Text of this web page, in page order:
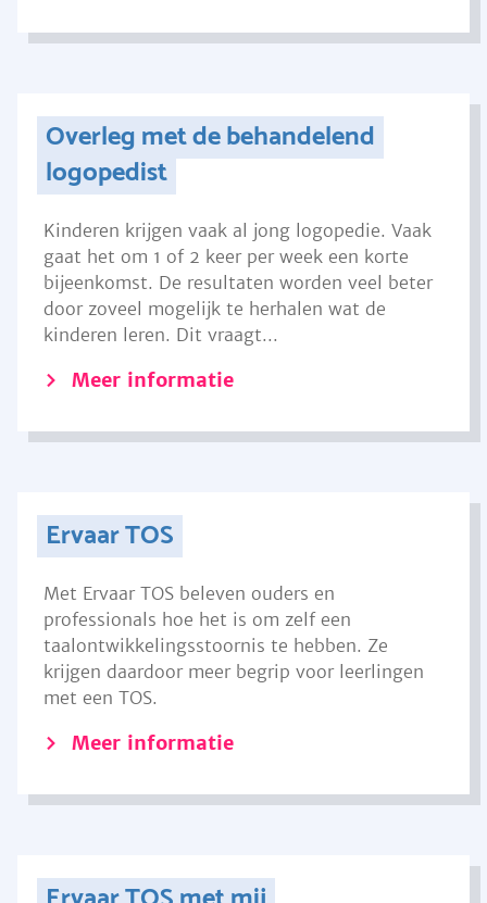
Overleg met de behandelend
logopedist
Kinderen krijgen vaak al jong logopedie. Vaak
gaat het om 1 of 2 keer per week een korte
bijeenkomst. De resultaten worden veel beter
door zoveel mogelijk te herhalen wat de
kinderen leren. Dit vraagt...
Meer informatie
Ervaar TOS
Met Ervaar TOS beleven ouders en
professionals hoe het is om zelf een
taalontwikkelingsstoornis te hebben. Ze
krijgen daardoor meer begrip voor leerlingen
met een TOS.
Meer informatie